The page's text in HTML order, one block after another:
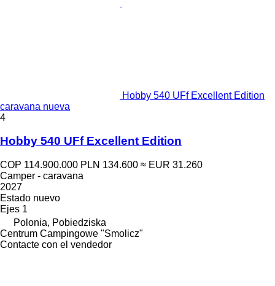
Hobby 540 UFf Excellent Edition
caravana nueva
4
Hobby 540 UFf Excellent Edition
COP 114.900.000 PLN 134.600 ≈ EUR 31.260
Camper - caravana
2027
Estado nuevo
Ejes 1
Polonia, Pobiedziska
Centrum Campingowe "Smolicz"
Contacte con el vendedor